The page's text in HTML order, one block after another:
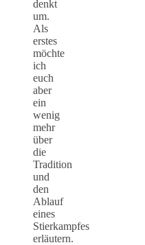
denkt
um.
Als
erstes
möchte
ich
euch
aber
ein
wenig
mehr
über
die
Tradition
und
den
Ablauf
eines
Stierkampfes
erläutern.